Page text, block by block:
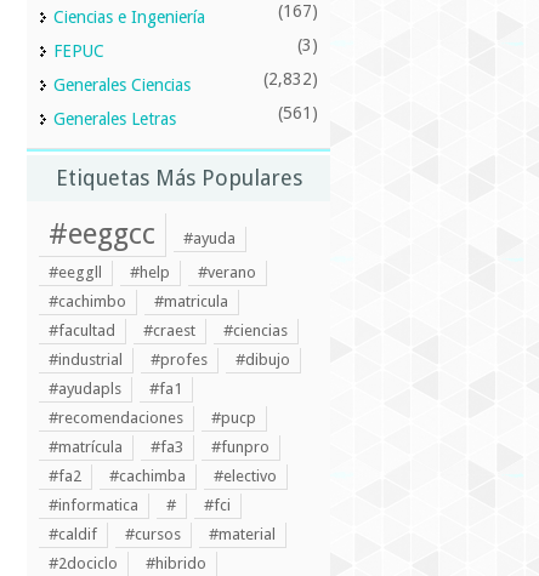
Ciencias e Ingeniería (167)
FEPUC (3)
Generales Ciencias (2,832)
Generales Letras (561)
Etiquetas Más Populares
#eeggcc
#ayuda
#eeggll
#help
#verano
#cachimbo
#matricula
#facultad
#craest
#ciencias
#industrial
#profes
#dibujo
#ayudapls
#fa1
#recomendaciones
#pucp
#matrícula
#fa3
#funpro
#fa2
#cachimba
#electivo
#informatica
#
#fci
#caldif
#cursos
#material
#2dociclo
#hibrido